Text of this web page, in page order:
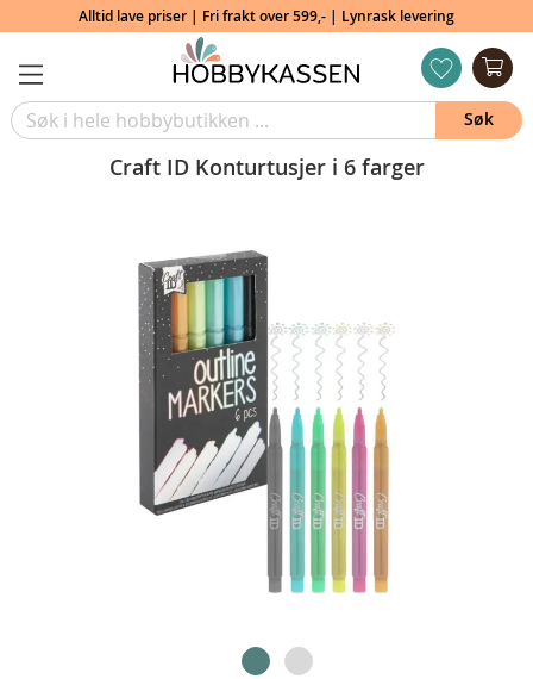
Alltid lave priser | Fri frakt over 599,- | Lynrask levering
Craft ID Konturtusjer i 6 farger
Søk
ønskeliste